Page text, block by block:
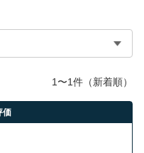
休日：水 1〜1件（新着順）
価